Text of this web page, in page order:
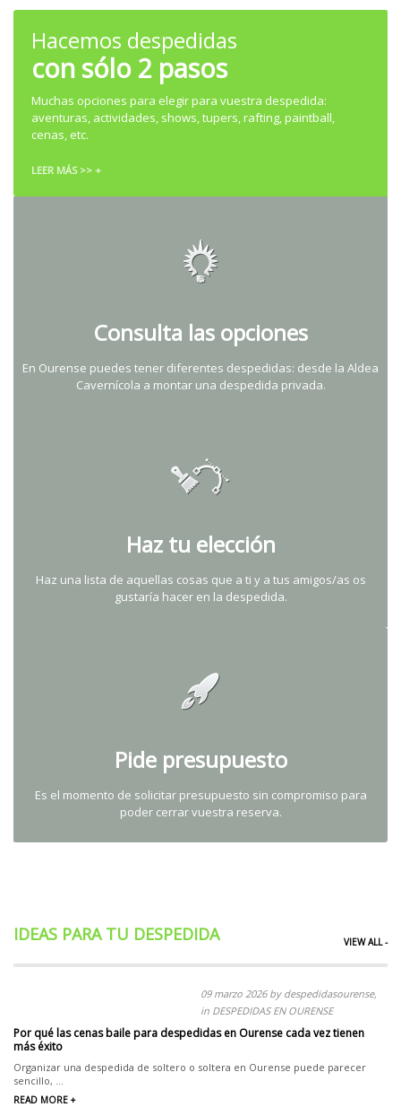
Hacemos despedidas
con sólo 2 pasos
Muchas opciones para elegir para vuestra despedida:
aventuras, actividades, shows, tupers, rafting, paintball,
cenas, etc.
LEER MÁS >> +
Consulta las opciones
En Ourense puedes tener diferentes despedidas: desde la Aldea
Cavernícola a montar una despedida privada.
Haz tu elección
Haz una lista de aquellas cosas que a ti y a tus amigos/as os
gustaría hacer en la despedida.
Pide presupuesto
Es el momento de solicitar presupuesto sin compromiso para
poder cerrar vuestra reserva.
IDEAS PARA TU DESPEDIDA VIEW ALL -
09 marzo 2026 by despedidasourense,
in DESPEDIDAS EN OURENSE
Por qué las cenas baile para despedidas en Ourense cada vez tienen
más éxito
Organizar una despedida de soltero o soltera en Ourense puede parecer
sencillo, ...
READ MORE +